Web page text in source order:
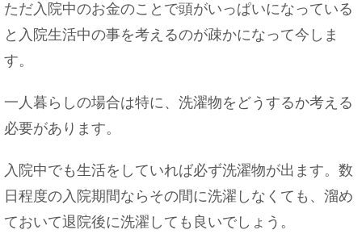
ただ入院中のお金のことで頭がいっぱいになっている
と入院生活中の事を考えるのが疎かになって今しま
す。
一人暮らしの場合は特に、洗濯物をどうするか考える
必要があります。
入院中でも生活をしていれば必ず洗濯物が出ます。数
日程度の入院期間ならその間に洗濯しなくても、溜め
ておいて退院後に洗濯しても良いでしょう。